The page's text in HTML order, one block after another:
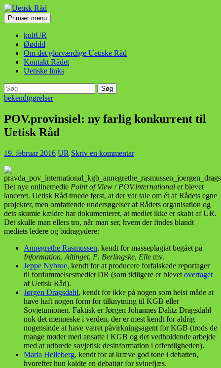
Hop
til
indhold
Uetisk Råd
SøgPrimær menu
kultUR
Øøddd
Om det glorværdige Uetiske Råd
Kontakt Rådet
Uetiske links
Søg
efter:
bekendtgørelser
POV.provinsiel: ny farlig konkurrent til
Uetisk Råd
19. februar 2016 UR Skriv en kommentar
Det nye onlinemedie Point of View / POV.international er blevet
lanceret. Uetisk Råd troede først, at der var tale om ét af Rådets egne
projekter, men omfattende undersøgelser af Rådets organisation og
dets skumle kældre har dokumenteret, at mediet ikke er skabt af UR.
Det skulle man ellers tro, når man ser, hvem der findes blandt
mediets ledere og bidragydere:
Annegrethe Rasmussen, kendt for masseplagiat begået på
Information, Altinget, P, Berlingske, Elle mv.
Jeppe Nybroe, kendt for at producere forfalskede reportager
til fordummelsesmediet DR (som tidligere er blevet overtaget
af Uetisk Råd).
Jørgen Dragsdahl, kendt for ikke på nogen som helst måde at
have haft nogen form for tilknytning til KGB eller
Sovjetunionen. Faktisk er Jørgen Johannes Dalitz Dragsdahl
nok det menneske i verden, der er mest kendt for aldrig
nogensinde at have været påvirkningsagent for KGB (trods de
mange møder med ansatte i KGB og det vedholdende arbejde
med at udbrede sovjetisk desinformation i offentligheden).
Maria Helleberg, kendt for at kræve god tone i debatten,
hvorefter hun kaldte en debattør for svinefjæs.